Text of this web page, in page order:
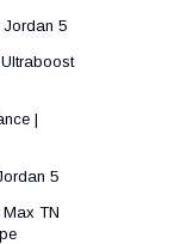
Jordan 5
|
5
Max TN